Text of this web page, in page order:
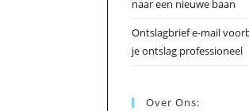
naar een nieuwe baan
Ontslagbrief e-mail
je ontslag professioneel
Over Ons: